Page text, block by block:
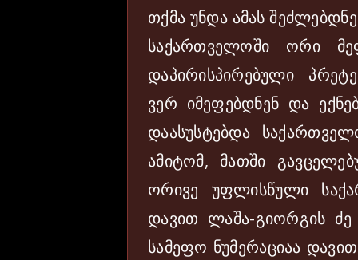
თქმა უნდა ამას
საქართველოში ორი
დაპირისპირებული
ვერ იმეფებდნენ და
დაასუსტებდა
ამიტომ, მათში
ორივე უფლისწული
დავით ლაშა-გიორგის
სამეფო ნუმერაციაა